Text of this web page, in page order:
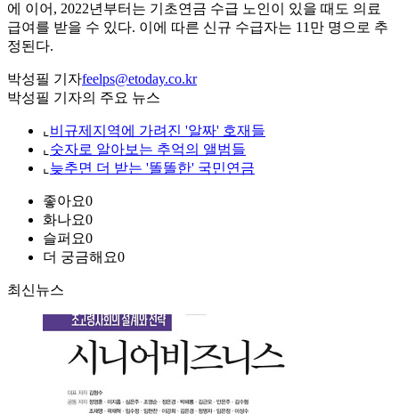
에 이어, 2022년부터는 기초연금 수급 노인이 있을 때도 의료
급여를 받을 수 있다. 이에 따른 신규 수급자는 11만 명으로 추
정된다.
박성필 기자feelps@etoday.co.kr
박성필 기자의 주요 뉴스
⌞ 비규제지역에 가려진 '알짜' 호재들
⌞ 숫자로 알아보는 추억의 앨범들
⌞ 늦추면 더 받는 '똘똘한' 국민연금
좋아요0
화나요0
슬퍼요0
더 궁금해요0
최신뉴스